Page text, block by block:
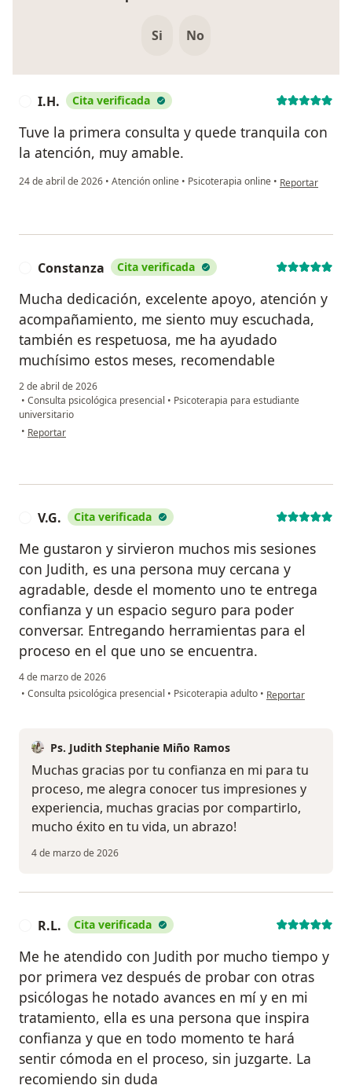
Si No
I.H. Cita verificada
Tuve la primera consulta y quede tranquila con
la atención, muy amable.
24 de abril de 2026 • Atención online • Psicoterapia online • en opinión del
Reportar
Constanza Cita verificada
Mucha dedicación, excelente apoyo, atención y
acompañamiento, me siento muy escuchada,
también es respetuosa, me ha ayudado
muchísimo estos meses, recomendable
2 de abril de 2026
• Consulta psicológica presencial • Psicoterapia para estudiante
universitario
• en opinión del usuario Constanza
Reportar
V.G. Cita verificada
Me gustaron y sirvieron muchos mis sesiones
con Judith, es una persona muy cercana y
agradable, desde el momento uno te entrega
confianza y un espacio seguro para poder
conversar. Entregando herramientas para el
proceso en el que uno se encuentra.
4 de marzo de 2026
• Consulta psicológica presencial • Psicoterapia adulto • en opinión del
Reportar
Ps. Judith Stephanie Miño Ramos
Muchas gracias por tu confianza en mi para tu
proceso, me alegra conocer tus impresiones y
experiencia, muchas gracias por compartirlo,
mucho éxito en tu vida, un abrazo!
4 de marzo de 2026
R.L. Cita verificada
Me he atendido con Judith por mucho tiempo y
por primera vez después de probar con otras
psicólogas he notado avances en mí y en mi
tratamiento, ella es una persona que inspira
confianza y que en todo momento te hará
sentir cómoda en el proceso, sin juzgarte. La
recomiendo sin duda